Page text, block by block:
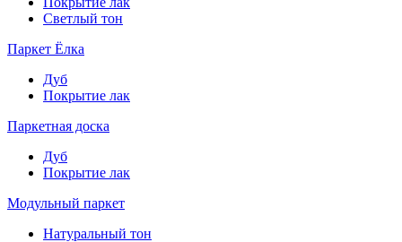
Светлый тон
Паркет Ёлка
Дуб
Покрытие лак
Паркетная доска
Дуб
Покрытие лак
Модульный паркет
Натуральный тон